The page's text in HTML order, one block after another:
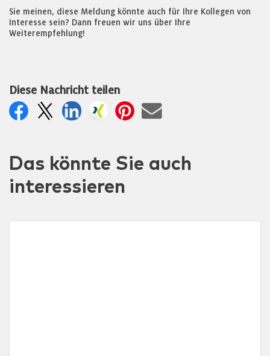
Sie meinen, diese Meldung könnte auch für Ihre Kollegen von
Interesse sein? Dann freuen wir uns über Ihre
Weiterempfehlung!
Diese Nachricht teilen
Das könnte Sie auch
interessieren